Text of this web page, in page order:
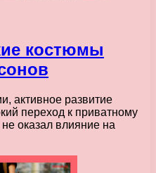
костюмы
активное развитие
переход к приватному
оказал влияние на